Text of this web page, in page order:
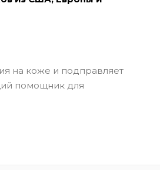
на коже и подправляет
помощник для